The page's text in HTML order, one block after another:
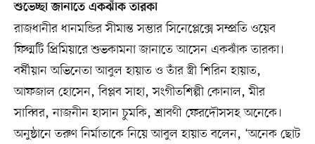
শুভেচ্ছা জানাতে একঝাঁক তারকা
রাজধানীর ধানমন্ডির সীমান্ত সম্ভার সিনেপ্লেক্সে সম্প্রতি ওয়েব
ফিল্মটি প্রিমিয়ারে শুভকামনা জানাতে আসেন একঝাঁক তারকা।
বর্ষীয়ান অভিনেতা আবুল হায়াত ও তাঁর স্ত্রী শিরিন হায়াত,
আফজাল হোসেন, বিপ্লব সাহা, সংগীতশিল্পী কোনাল, মীর
সাব্বির, নাজনীন হাসান চুমকি, শ্রাবণী ফেরদৌসসহ অনেকে।
অনুষ্ঠানে তরুণ নির্মাতাকে নিয়ে আবুল হায়াত বলেন, ‘অনেক ছোট